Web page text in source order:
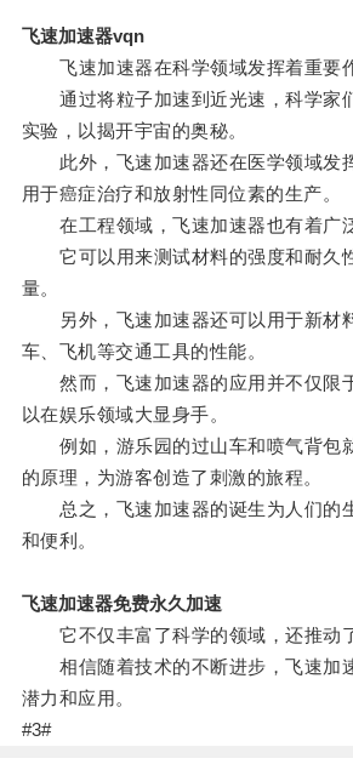
飞速加速器vqn
飞速加速器在科学领域发挥着重要作
通过将粒子加速到近光速，科学家
实验，以揭开宇宙的奥秘。
此外，飞速加速器还在医学领域发
用于癌症治疗和放射性同位素的生产。
在工程领域，飞速加速器也有着广泛
它可以用来测试材料的强度和耐久
量。
另外，飞速加速器还可以用于新材
车、飞机等交通工具的性能。
然而，飞速加速器的应用并不仅限
以在娱乐领域大显身手。
例如，游乐园的过山车和喷气背包
的原理，为游客创造了刺激的旅程。
总之，飞速加速器的诞生为人们的
和便利。
飞速加速器免费永久加速
它不仅丰富了科学的领域，还推动了
相信随着技术的不断进步，飞速加
潜力和应用。
#3#